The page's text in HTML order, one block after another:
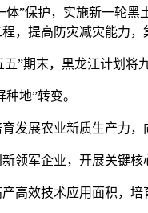
保护，实施新一轮黑
，提高防灾减灾能力，
期末，黑龙江计划将
地”转变。
展农业新质生产力，
军企业，开展关键核
效技术应用面积，培